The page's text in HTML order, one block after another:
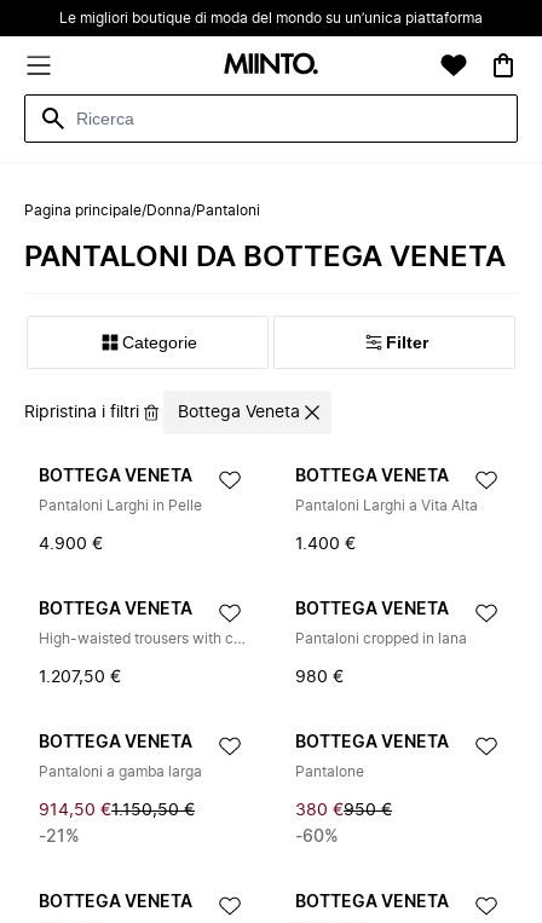
Le migliori boutique di moda del mondo su un’unica piattaforma
Pagina principale/Donna/Pantaloni
PANTALONI DA BOTTEGA VENETA
Categorie Filter
Ripristina i filtri Bottega Veneta
BOTTEGA VENETA
Pantaloni Larghi in Pelle
4.900 €
BOTTEGA VENETA
Pantaloni Larghi a Vita Alta
1.400 €
BOTTEGA VENETA
High-waisted trousers with cotton belt
1.207,50 €
BOTTEGA VENETA
Pantaloni cropped in lana
980 €
BOTTEGA VENETA
Pantaloni a gamba larga
914,50 €1.150,50 €
-21%
BOTTEGA VENETA
Pantalone
380 €950 €
-60%
BOTTEGA VENETA BOTTEGA VENETA